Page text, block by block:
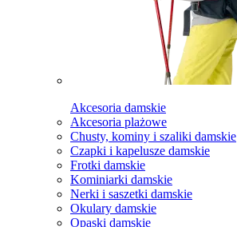
Akcesoria damskie
Akcesoria plażowe
Chusty, kominy i szaliki damskie
Czapki i kapelusze damskie
Frotki damskie
Kominiarki damskie
Nerki i saszetki damskie
Okulary damskie
Opaski damskie